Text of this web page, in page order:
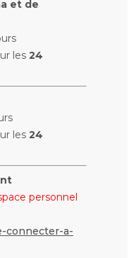
et de
les 24
les 24
personnel
connecter-a-